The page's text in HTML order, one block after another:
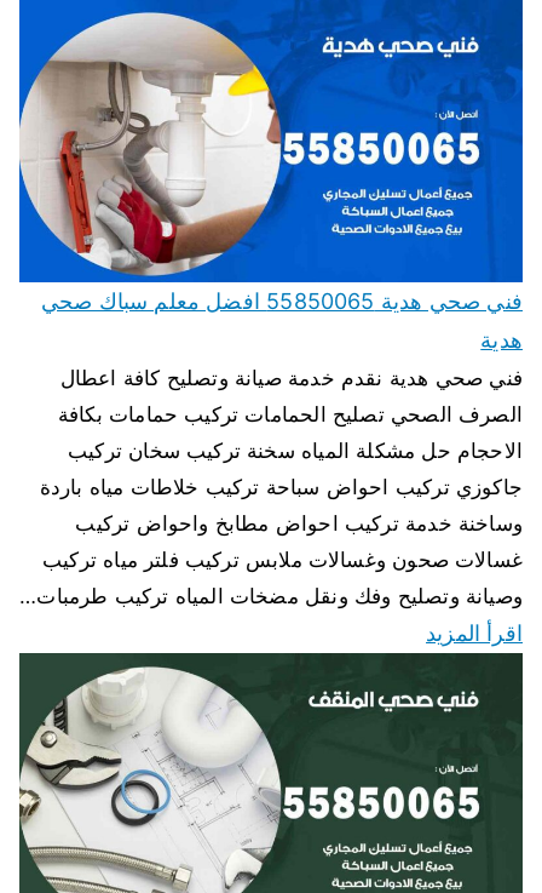
فني صحي هدية 55850065 افضل معلم سباك صحي
هدية
فني صحي هدية نقدم خدمة صيانة وتصليح كافة اعطال
الصرف الصحي تصليح الحمامات تركيب حمامات بكافة
الاحجام حل مشكلة المياه سخنة تركيب سخان تركيب
جاكوزي تركيب احواض سباحة تركيب خلاطات مياه باردة
وساخنة خدمة تركيب احواض مطابخ واحواض تركيب
غسالات صحون وغسالات ملابس تركيب فلتر مياه تركيب
وصيانة وتصليح وفك ونقل مضخات المياه تركيب طرمبات…
اقرأ المزيد